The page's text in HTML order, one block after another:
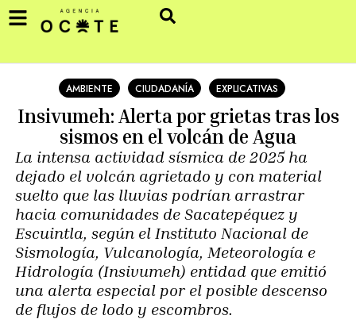
AMBIENTE CIUDADANÍA EXPLICATIVAS
Insivumeh: Alerta por grietas tras los
sismos en el volcán de Agua
La intensa actividad sísmica de 2025 ha
dejado el volcán agrietado y con material
suelto que las lluvias podrían arrastrar
hacia comunidades de Sacatepéquez y
Escuintla, según el Instituto Nacional de
Sismología, Vulcanología, Meteorología e
Hidrología (Insivumeh) entidad que emitió
una alerta especial por el posible descenso
de flujos de lodo y escombros.